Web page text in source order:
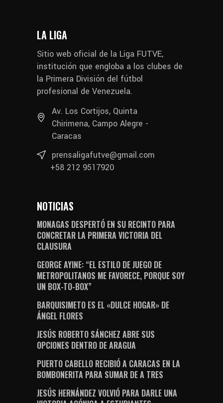
LA LIGA
Sitio web oficial de la Liga FUTVE,
institución que engloba a los clubes de
la Primera División del fútbol
profesional de Venezuela.
Av. Los Cortijos, Quinta
Chirimena, Campo Alegre -
Caracas
prensaligafutve@gmail.com
+58 212 9517920
NOTICIAS
MONAGAS DESPERTÓ EN SU RECINTO PARA
CONCRETAR LA PRIMERA VICTORIA DEL
CLAUSURA
GEORGE AYINE: “EL ESTILO DE JUEGO DE
METROPOLITANOS ME FAVORECE, PORQUE SOY
UN BOX-TO-BOX”
BARQUISIMETO ES EL «DULCE HOGAR» DE
ÁNGEL FLORES
JESÚS ROBERTO SÁNCHEZ ABRE SUS
OPCIONES DENTRO DE ARAGUA
PUERTO CABELLO RECIBIÓ A CARACAS EN LA
BOMBONERITA PARA SUMAR DE A TRES
JESÚS HERNÁNDEZ VOLVIÓ PARA DARLE UNA